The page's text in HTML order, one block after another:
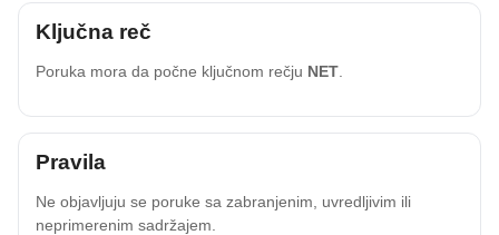
Ključna reč
Poruka mora da počne ključnom rečju NET
Pravila
Ne objavljuju se poruke sa zabranjenim, uvredljivim ili
neprimerenim sadržajem.